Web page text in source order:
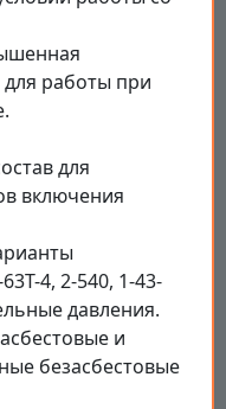
для работы при
для
включения
4, 2-540, 1-43-
давления.
и
безасбестовые